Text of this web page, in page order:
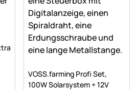
VOSS.farming Profi Set,
100W Solarsystem + 12V